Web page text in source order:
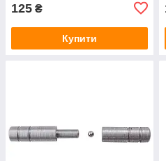
125 ₴
Купити